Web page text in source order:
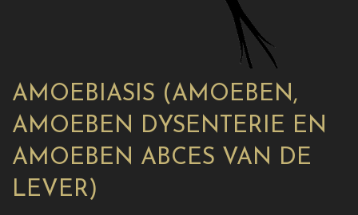
AMOEBIASIS (AMOEBEN,
AMOEBEN DYSENTERIE EN
AMOEBEN ABCES VAN DE
LEVER)